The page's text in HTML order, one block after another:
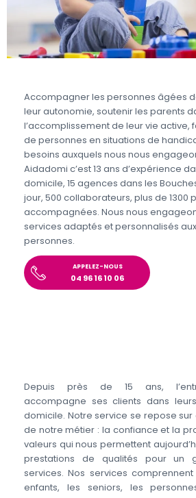
Accompagner les personnes âgées
leur autonomie, soutenir les parents
l’accomplissement de leur vie active,
de personnes en situations de
besoins auxquels nous nous
Aidadomi c’est 13 ans d’expérience
domicile, 15 agences dans les
jour, 500 collaborateurs, plus de 1300
accompagnées. Nous nous
services adaptés et personnalisés
personnes.
APPELEZ-NOUS
04 96 16 10 06
Depuis près de 15 ans,
accompagne ses clients dans
domicile. Notre service se repose
de notre métier : la confiance et la
valeurs qui nous permettent
prestations de qualités pour un
services. Nos services
enfants, les seniors, les